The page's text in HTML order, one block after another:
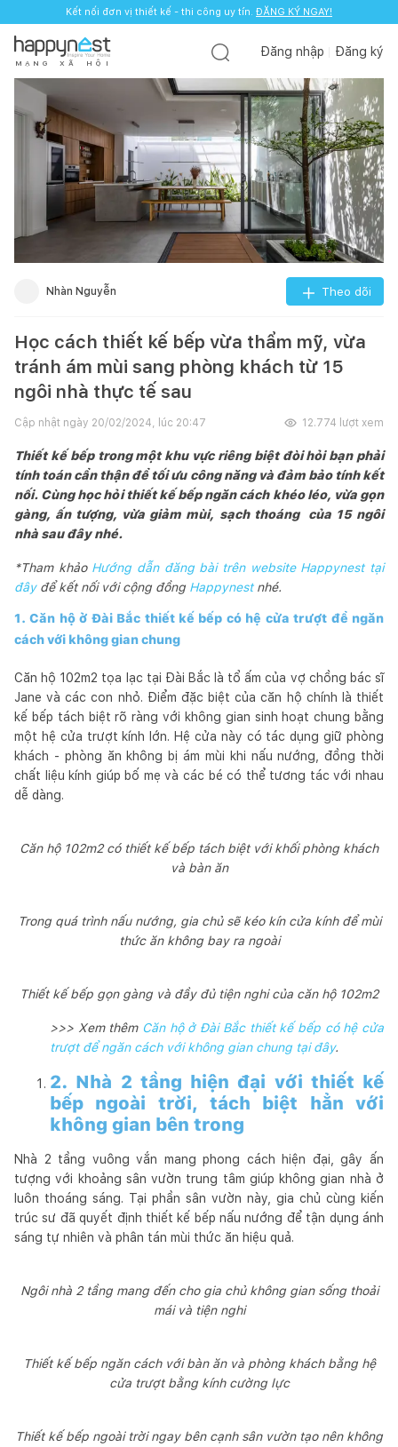
Kết nối đơn vị thiết kế - thi công uy tín. ĐĂNG KÝ NGAY!
Kết nối đơn vị thiết kế - thi công uy tín. ĐĂNG KÝ NGAY!
M Ạ N G X Ã H Ộ I
Đăng nhập Đăng ký
Nhàn Nguyễn Theo dõi
Học cách thiết kế bếp vừa thẩm mỹ, vừa
tránh ám mùi sang phòng khách từ 15
ngôi nhà thực tế sau
Cập nhật ngày 20/02/2024, lúc 20:47 12.774 lượt xem
Thiết kế bếp trong một khu vực riêng biệt đòi hỏi bạn phải
tính toán cẩn thận để tối ưu công năng và đảm bảo tính kết
nối. Cùng học hỏi thiết kế bếp ngăn cách khéo léo, vừa gọn
gàng, ấn tượng, vừa giảm mùi, sạch thoáng của 15 ngôi
nhà sau đây nhé.
*Tham khảo Hướng dẫn đăng bài trên website Happynest tại
đâyđể kết nối với cộng đồng Happynest nhé.
1. Căn hộ ở Đài Bắc thiết kế bếp có hệ cửa trượt để ngăn
cách với không gian chung
Căn hộ 102m2 tọa lạc tại Đài Bắc là tổ ấm của vợ chồng bác sĩ
Jane và các con nhỏ. Điểm đặc biệt của căn hộ chính là thiết
kế bếp tách biệt rõ ràng với không gian sinh hoạt chung bằng
một hệ cửa trượt kính lớn. Hệ cửa này có tác dụng giữ phòng
khách - phòng ăn không bị ám mùi khi nấu nướng, đồng thời
chất liệu kính giúp bố mẹ và các bé có thể tương tác với nhau
dễ dàng.
Căn hộ 102m2 có thiết kế bếp tách biệt với khối phòng khách
và bàn ăn
Trong quá trình nấu nướng, gia chủ sẽ kéo kín cửa kính để mùi
thức ăn không bay ra ngoài
Thiết kế bếp gọn gàng và đầy đủ tiện nghi của căn hộ 102m2
>>> Xem thêm Căn hộ ở Đài Bắc thiết kế bếp có hệ cửa
trượt để ngăn cách với không gian chung tại đây.
2. Nhà 2 tầng hiện đại với thiết kế
bếp ngoài trời, tách biệt hẳn với
không gian bên trong
Nhà 2 tầng vuông vắn mang phong cách hiện đại, gây ấn
tượng với khoảng sân vườn trung tâm giúp không gian nhà ở
luôn thoáng sáng. Tại phần sân vườn này, gia chủ cùng kiến
trúc sư đã quyết định thiết kế bếp nấu nướng để tận dụng ánh
sáng tự nhiên và phân tán mùi thức ăn hiệu quả.
Ngôi nhà 2 tầng mang đến cho gia chủ không gian sống thoải
mái và tiện nghi
Thiết kế bếp ngăn cách với bàn ăn và phòng khách bằng hệ
cửa trượt bằng kính cường lực
Thiết kế bếp ngoài trời ngay bên cạnh sân vườn tạo nên không